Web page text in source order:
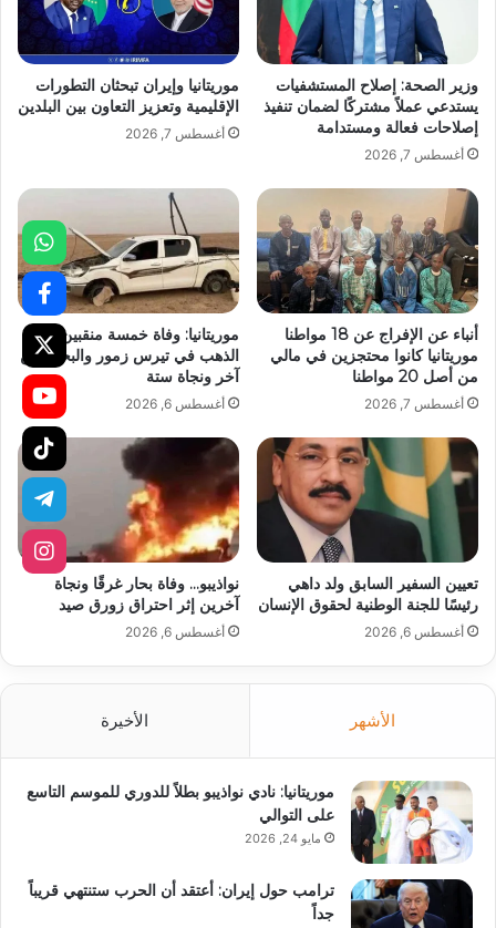
وزير الصحة: إصلاح المستشفيات
يستدعي عملاً مشتركًا لضمان تنفيذ
إصلاحات فعالة ومستدامة
أغسطس 7, 2026
موريتانيا وإيران تبحثان التطورات
الإقليمية وتعزيز التعاون بين البلدين
أغسطس 7, 2026
أنباء عن الإفراج عن 18 مواطنا
موريتانيا كانوا محتجزين في مالي
من أصل 20 مواطنا
أغسطس 7, 2026
موريتانيا: وفاة خمسة منقبين عن
الذهب في تيرس زمور والبحث عن
آخر ونجاة ستة
أغسطس 6, 2026
تعيين السفير السابق ولد داهي
رئيسًا للجنة الوطنية لحقوق الإنسان
أغسطس 6, 2026
نواذيبو… وفاة بحار غرقًا ونجاة
آخرين إثر احتراق زورق صيد
أغسطس 6, 2026
الأشهر الأخيرة
موريتانيا: نادي نواذيبو بطلاً للدوري للموسم التاسع
على التوالي
مايو 24, 2026
ترامب حول إيران: أعتقد أن الحرب ستنتهي قريباً
جداً